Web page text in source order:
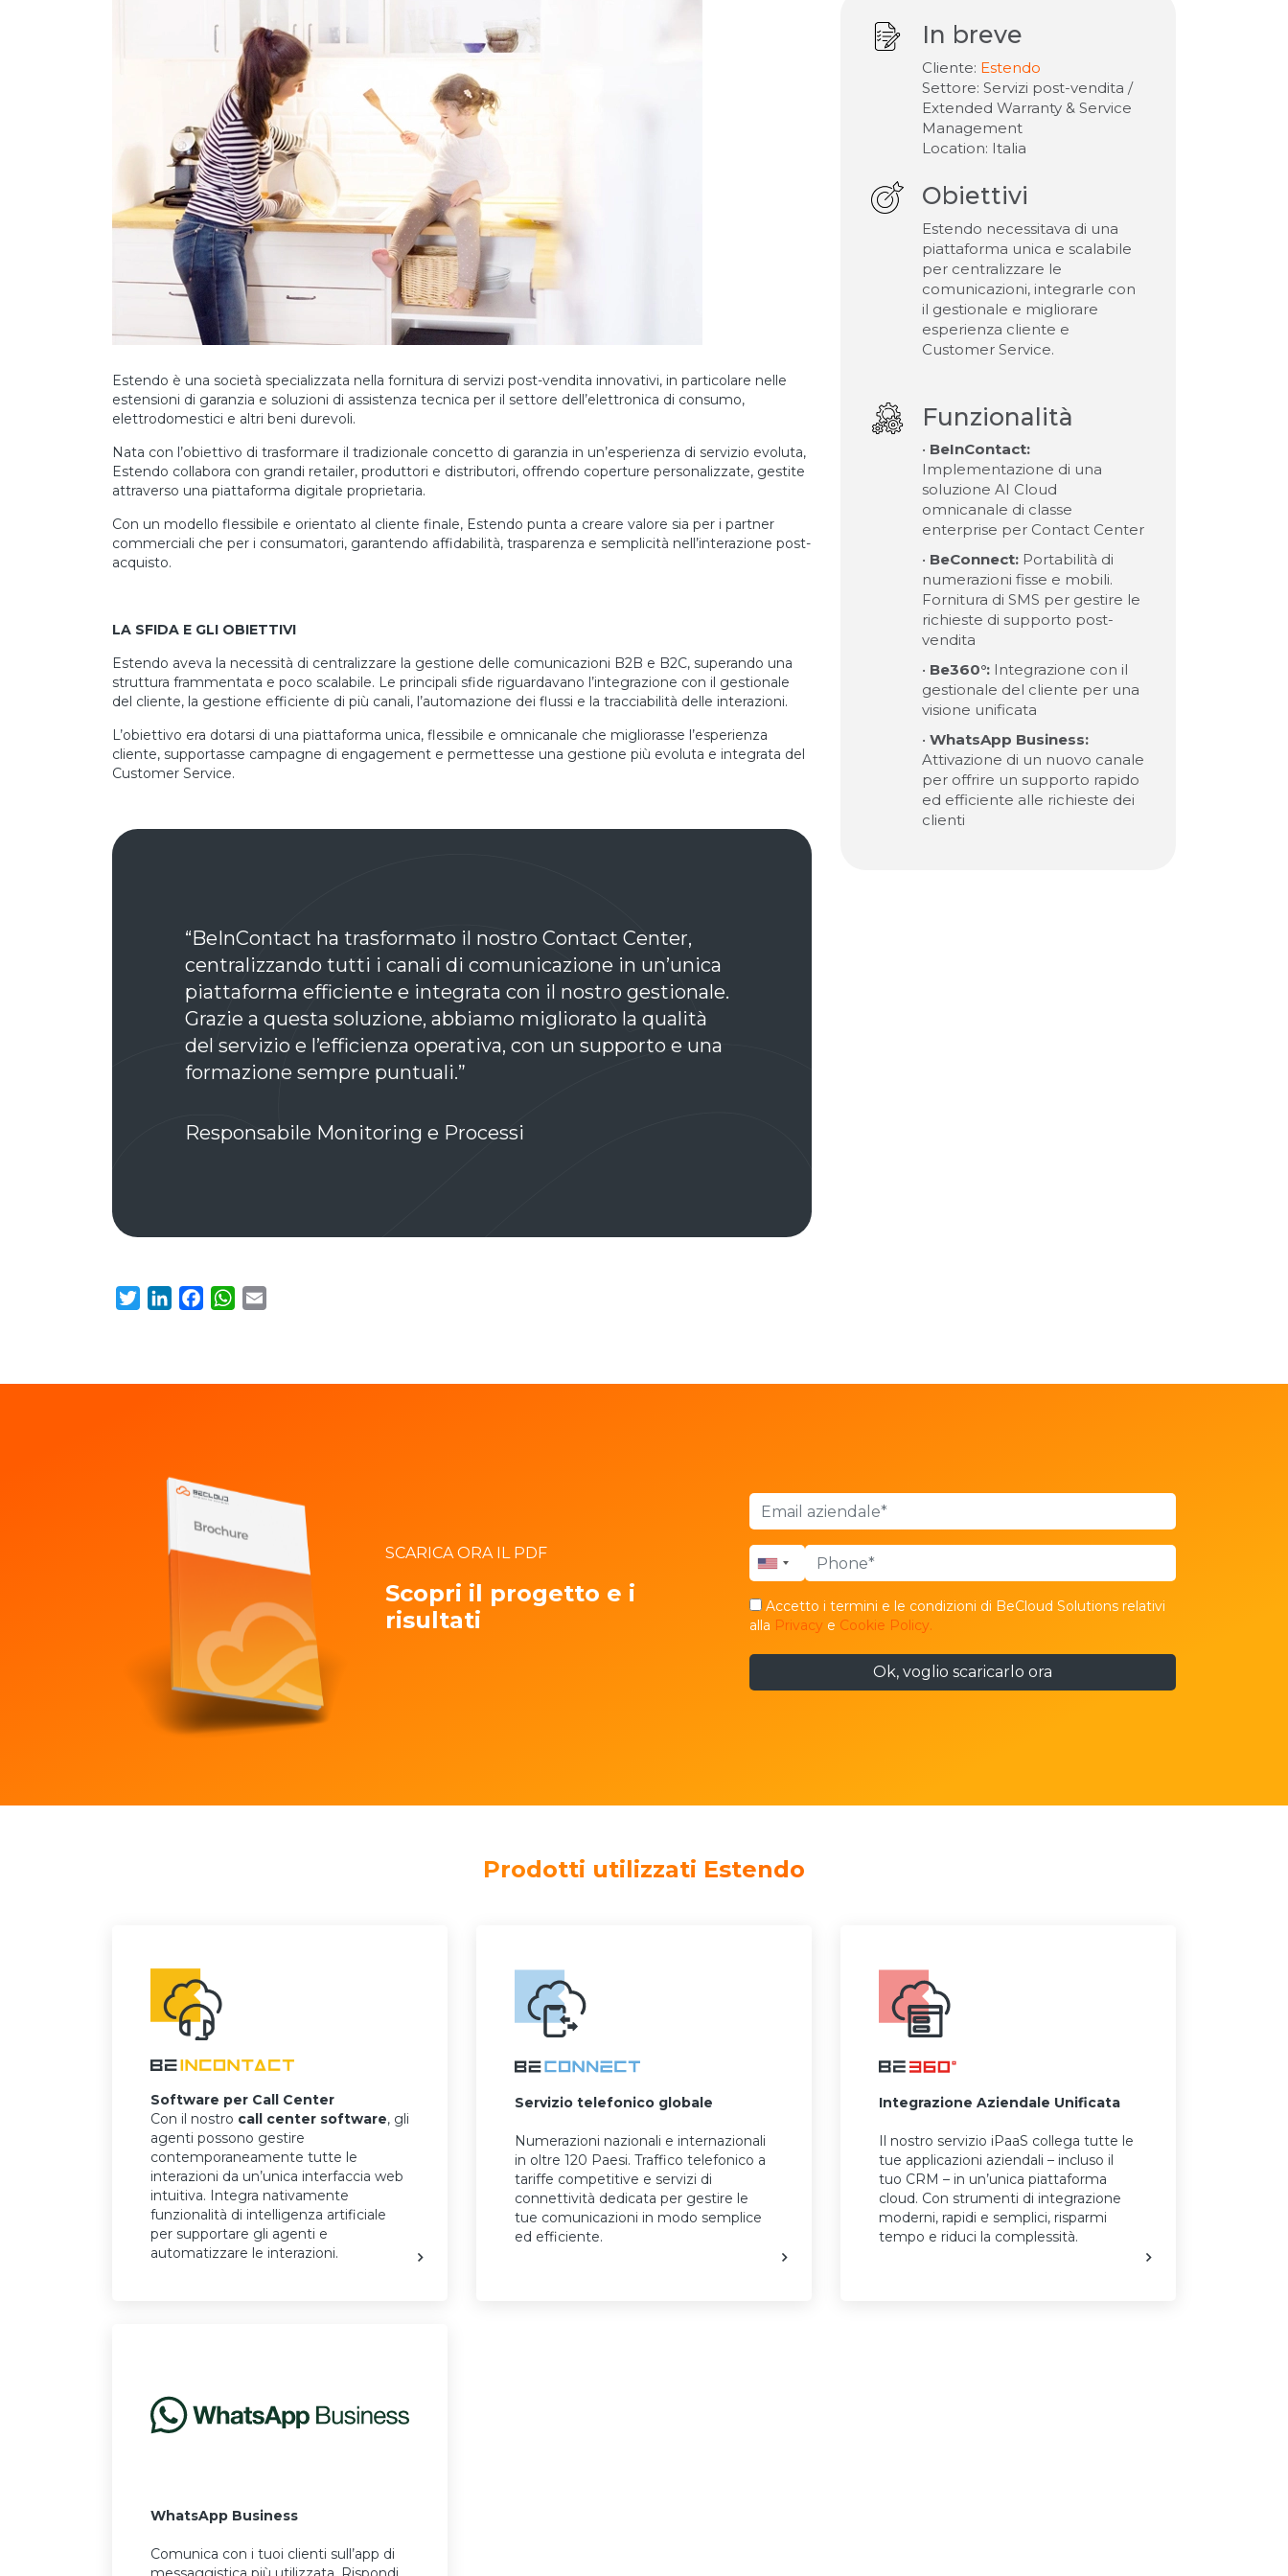
Estendo è una società specializzata nella fornitura di servizi post-vendita innovativi, in particolare nelle
estensioni di garanzia e soluzioni di assistenza tecnica per il settore dell’elettronica di consumo,
elettrodomestici e altri beni durevoli.
Nata con l’obiettivo di trasformare il tradizionale concetto di garanzia in un’esperienza di servizio evoluta,
Estendo collabora con grandi retailer, produttori e distributori, offrendo coperture personalizzate, gestite
attraverso una piattaforma digitale proprietaria.
Con un modello flessibile e orientato al cliente finale, Estendo punta a creare valore sia per i partner
commerciali che per i consumatori, garantendo affidabilità, trasparenza e semplicità nell’interazione post-
acquisto.
LA SFIDA E GLI OBIETTIVI
Estendo aveva la necessità di centralizzare la gestione delle comunicazioni B2B e B2C, superando una
struttura frammentata e poco scalabile. Le principali sfide riguardavano l’integrazione con il gestionale
del cliente, la gestione efficiente di più canali, l’automazione dei flussi e la tracciabilità delle interazioni.
L’obiettivo era dotarsi di una piattaforma unica, flessibile e omnicanale che migliorasse l’esperienza
cliente, supportasse campagne di engagement e permettesse una gestione più evoluta e integrata del
Customer Service.
“BeInContact ha trasformato il nostro Contact Center,
centralizzando tutti i canali di comunicazione in un’unica
piattaforma efficiente e integrata con il nostro gestionale.
Grazie a questa soluzione, abbiamo migliorato la qualità
del servizio e l’efficienza operativa, con un supporto e una
formazione sempre puntuali.”
Responsabile Monitoring e Processi
Twitter
LinkedIn
Facebook
WhatsApp
In breve
Cliente: Estendo
Settore: Servizi post-vendita /
Extended Warranty & Service
Management
Location: Italia
Obiettivi
Estendo necessitava di una
piattaforma unica e scalabile
per centralizzare le
comunicazioni, integrarle con
il gestionale e migliorare
esperienza cliente e
Customer Service.
Funzionalità
• BeInContact:
Implementazione di una
soluzione AI Cloud
omnicanale di classe
enterprise per Contact Center
• BeConnect:Portabilità di
numerazioni fisse e mobili.
Fornitura di SMS per gestire le
richieste di supporto post-
vendita
• Be360°:Integrazione con il
gestionale del cliente per una
visione unificata
• WhatsApp Business:
Attivazione di un nuovo canale
per offrire un supporto rapido
ed efficiente alle richieste dei
clienti
SCARICA ORA IL PDF
Scopri il progetto e i
risultati
Accetto i termini e le condizioni di BeCloud Solutions relativi
alla Privacy e Cookie Policy.
Prodotti utilizzati Estendo
Software per Call Center
Con il nostro call center software, gli
agenti possono gestire
contemporaneamente tutte le
interazioni da un’unica interfaccia web
intuitiva. Integra nativamente
funzionalità di intelligenza artificiale
per supportare gli agenti e
automatizzare le interazioni.
Servizio telefonico globale
Numerazioni nazionali e internazionali
in oltre 120 Paesi. Traffico telefonico a
tariffe competitive e servizi di
connettività dedicata per gestire le
tue comunicazioni in modo semplice
ed efficiente.
Integrazione Aziendale Unificata
Il nostro servizio iPaaS collega tutte le
tue applicazioni aziendali – incluso il
tuo CRM – in un’unica piattaforma
cloud. Con strumenti di integrazione
moderni, rapidi e semplici, risparmi
tempo e riduci la complessità.
WhatsApp Business
Comunica con i tuoi clienti sull’app di